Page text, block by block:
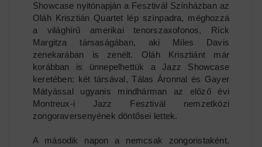
Showcase nyitónapján a Fesztivál Színházban az
Oláh Krisztián Quartet lép színpadra, méghozzá
a világhírű amerikai tenorszaxofonos, Rick
Margitza társaságában, aki Miles Davis
zenekarában is zenélt. Oláh Krisztiánt már
korábban is ünnepelhettük a Jazz Showcase
keretében: két társával, Tálas Áronnal és Gayer
Mátyással ugyanis mindhárman az előző évi
Montreux-i Jazz Fesztivál nemzetközi
zongoraversenyének döntősei lettek.
A második napon a nemcsak zongoristaként,